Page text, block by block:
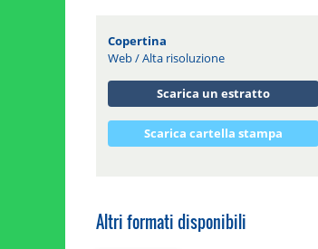
Copertina
Web/Alta risoluzione
Scarica un estratto
Scarica cartella stampa
Altri formati disponibili